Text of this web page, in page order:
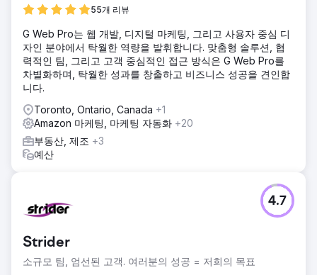
55개 리뷰
G Web Pro는 웹 개발, 디지털 마케팅, 그리고 사용자 중심 디
자인 분야에서 탁월한 역량을 발휘합니다. 맞춤형 솔루션, 협
력적인 팀, 그리고 고객 중심적인 접근 방식은 G Web Pro를
차별화하며, 탁월한 성과를 창출하고 비즈니스 성공을 견인합
니다.
Toronto, Ontario, Canada +1
Amazon 마케팅, 마케팅 자동화 +20
부동산, 제조 +3
예산
Strider
소규모 팀, 엄선된 고객. 여러분의 성공 = 저희의 목표
4.7